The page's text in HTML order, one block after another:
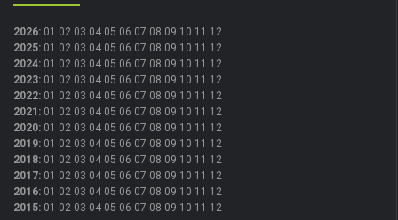
2026: 01 02 03 04 05 06 07 08 09 10 11 12
2025: 01 02 03 04 05 06 07 08 09 10 11 12
2024: 01 02 03 04 05 06 07 08 09 10 11 12
2023: 01 02 03 04 05 06 07 08 09 10 11 12
2022: 01 02 03 04 05 06 07 08 09 10 11 12
2021 : 01 02 03 04 05 06 07 08 09 10 11 12
2020: 01 02 03 04 05 06 07 08 09 10 11 12
2019: 01 02 03 04 05 06 07 08 09 10 11 12
2018: 01 02 03 04 05 06 07 08 09 10 11 12
2017: 01 02 03 04 05 06 07 08 09 10 11 12
2016: 01 02 03 04 05 06 07 08 09 10 11 12
2015: 01 02 03 04 05 06 07 08 09 10 11 12